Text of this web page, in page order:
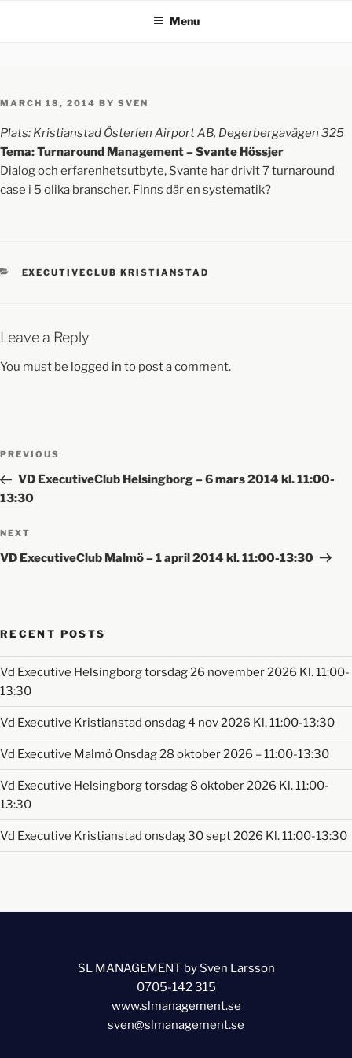
Menu
MARCH 18, 2014 BY SVEN
Plats: Kristianstad Österlen Airport AB, Degerbergavägen 325
Tema: Turnaround Management – Svante Hössjer
Dialog och erfarenhetsutbyte, Svante har drivit 7 turnaround
case i 5 olika branscher. Finns där en systematik?
EXECUTIVECLUB KRISTIANSTAD
Leave a Reply
You must be logged in to post a comment.
PREVIOUS
VD ExecutiveClub Helsingborg – 6 mars 2014 kl. 11:00-
13:30
NEXT
VD ExecutiveClub Malmö – 1 april 2014 kl. 11:00-13:30
RECENT POSTS
Vd Executive Helsingborg torsdag 26 november 2026 Kl. 11:00-
13:30
Vd Executive Kristianstad onsdag 4 nov 2026 Kl. 11:00-13:30
Vd Executive Malmö Onsdag 28 oktober 2026 – 11:00-13:30
Vd Executive Helsingborg torsdag 8 oktober 2026 Kl. 11:00-
13:30
Vd Executive Kristianstad onsdag 30 sept 2026 Kl. 11:00-13:30
SL MANAGEMENT by Sven Larsson
0705-142 315
www.slmanagement.se
sven@slmanagement.se